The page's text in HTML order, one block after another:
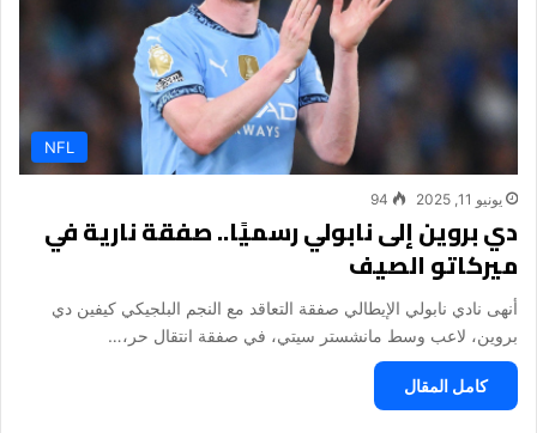
NFL
يونيو 11, 2025 94
دي بروين إلى نابولي رسميًا.. صفقة نارية في
ميركاتو الصيف
أنهى نادي نابولي الإيطالي صفقة التعاقد مع النجم البلجيكي كيفين دي
بروين، لاعب وسط مانشستر سيتي، في صفقة انتقال حر،…
كامل المقال